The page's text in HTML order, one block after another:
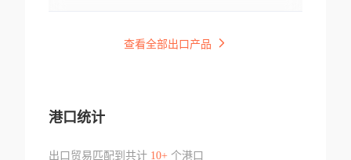
查看全部出口产品
港口统计
出口贸易匹配到共计 10+个港口